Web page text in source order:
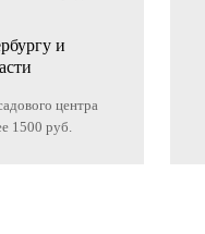
и
центра
1500 руб.